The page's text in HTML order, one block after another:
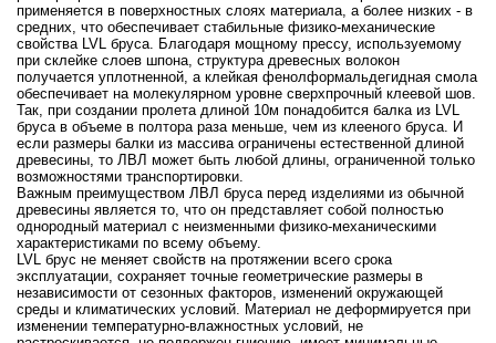
применяется в поверхностных слоях материала, а более низких - в
средних, что обеспечивает стабильные физико-механические
свойства LVL бруса. Благодаря мощному прессу, используемому
при склейке слоев шпона, структура древесных волокон
получается уплотненной, а клейкая фенолформальдегидная смола
обеспечивает на молекулярном уровне сверхпрочный клеевой шов.
Так, при создании пролета длиной 10м понадобится балка из LVL
бруса в объеме в полтора раза меньше, чем из клееного бруса. И
если размеры балки из массива ограничены естественной длиной
древесины, то ЛВЛ может быть любой длины, ограниченной только
возможностями транспортировки.
Важным преимуществом ЛВЛ бруса перед изделиями из обычной
древесины является то, что он представляет собой полностью
однородный материал с неизменными физико-механическими
характеристиками по всему объему.
LVL брус не меняет свойств на протяжении всего срока
эксплуатации, сохраняет точные геометрические размеры в
независимости от сезонных факторов, изменений окружающей
среды и климатических условий. Материал не деформируется при
изменении температурно-влажностных условий, не